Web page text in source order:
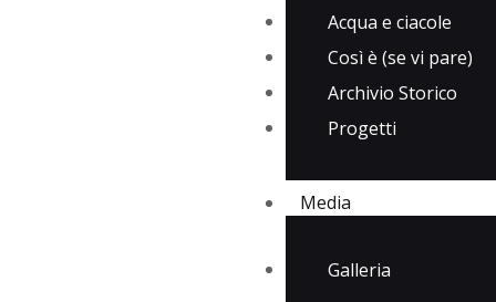
Acqua e ciacole
Così è (se vi pare)
Archivio Storico
Progetti
Media
Galleria